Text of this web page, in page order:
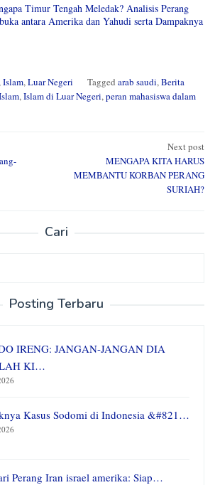
Timur Tengah Meledak? Analisis Perang
antara Amerika dan Yahudi serta Dampaknya
Islam,Luar Negeri Tagged arab saudi,Berita
,Islam di Luar Negeri,peran mahasiswa dalam
Next post
MENGAPA KITA HARUS
MEMBANTU KORBAN PERANG
SURIAH?
Cari
Posting Terbaru
IRENG: JANGAN-JANGAN DIA
KI…
Kasus Sodomi di Indonesia &#821…
Perang Iran israel amerika: Siap…